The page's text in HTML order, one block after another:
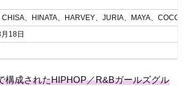
、HINATA、HARVEY、JURIA、MAYA、
18日
構成されたHIPHOP／R&Bガールズグル